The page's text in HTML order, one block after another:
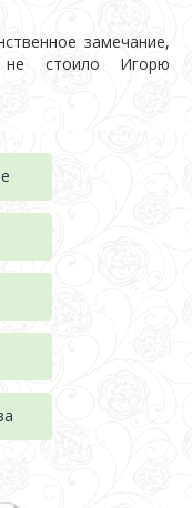
замечание,
не стоило Игорю